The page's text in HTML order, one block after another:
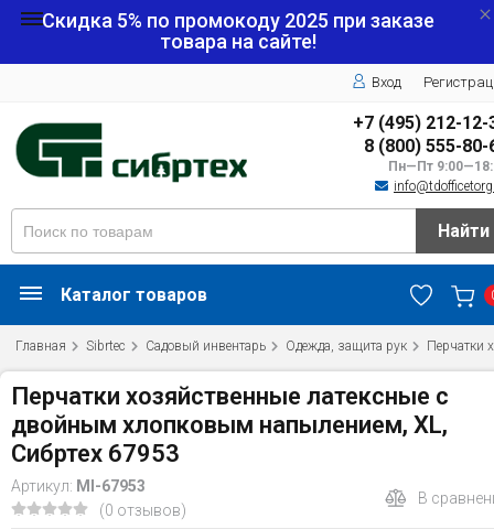
Скидка 5% по промокоду 2025 при заказе
товара на сайте!
Вход
+7 (495) 212-12-
8 (800) 555-80-
Пн—Пт
Найти
Каталог товаров
Главная Sibrtec Садовый инвентарь Одежда, защита рук Перчатки
Перчатки хозяйственные латексные c
двойным хлопковым напылением, XL,
Сибртех 67953
Артикул: MI-67953
(0 отзывов)
В